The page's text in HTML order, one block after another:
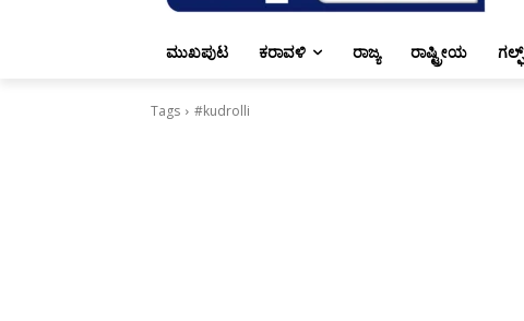
ಮುಖಪುಟ ಕರಾವಳಿ ರಾಜ್ಯ ರಾಷ್ಟ್ರೀಯ ಗಲ್ಫ್
Tags #kudrolli